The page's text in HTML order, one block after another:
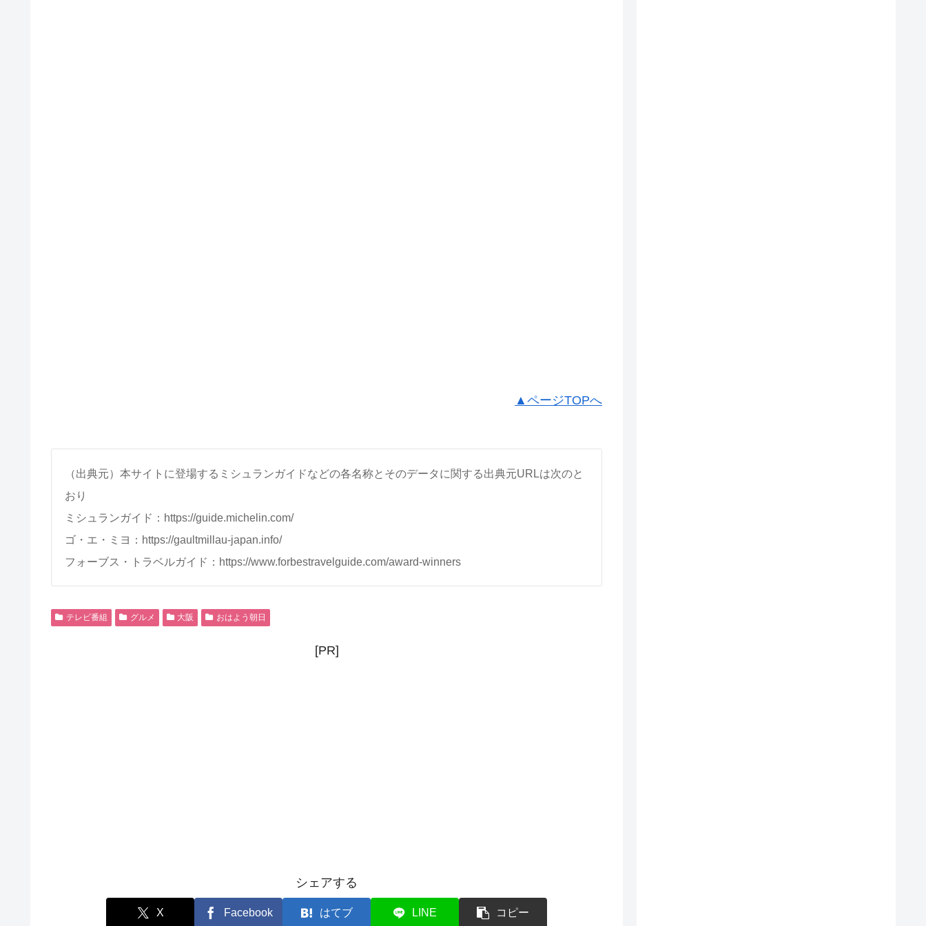
▲ページTOPへ
（出典元）本サイトに登場するミシュランガイドなどの各名称とそのデータに関する出典元URLは次のと
おり
ミシュランガイド：https://guide.michelin.com/
ゴ・エ・ミヨ：https://gaultmillau-japan.info/
フォーブス・トラベルガイド：https://www.forbestravelguide.com/award-winners
テレビ番組 グルメ 大阪 おはよう朝日
[PR]
シェアする
X Facebook はてブ LINE コピー